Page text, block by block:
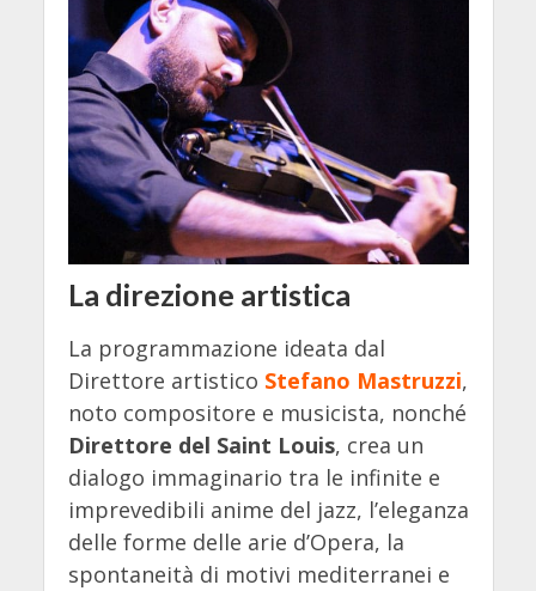
La direzione artistica
La programmazione ideata dal
Direttore artistico Stefano Mastruzzi,
noto compositore e musicista, nonché
Direttore del Saint Louis, crea un
dialogo immaginario tra le infinite e
imprevedibili anime del jazz, l’eleganza
delle forme delle arie d’Opera, la
spontaneità di motivi mediterranei e